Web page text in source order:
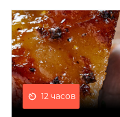
12 часов